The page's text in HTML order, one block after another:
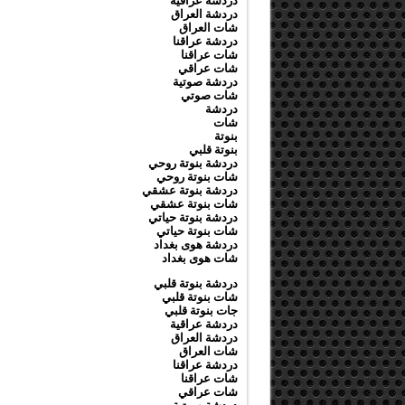
دردشة العراق
شات العراق
دردشة عراقنا
شات عراقنا
شات عراقي
دردشة صوتية
شات صوتي
دردشة
شات
بنوتة
بنوتة قلبي
دردشة بنوتة روحي
شات بنوتة روحي
دردشة بنوتة عشقي
شات بنوتة عشقي
دردشة بنوتة حياتي
شات بنوتة حياتي
دردشة هوى بغداد
شات هوى بغداد
دردشة بنوتة قلبي
شات بنوتة قلبي
جات بنوتة قلبي
دردشة عراقية
دردشة العراق
شات العراق
دردشة عراقنا
شات عراقنا
شات عراقي